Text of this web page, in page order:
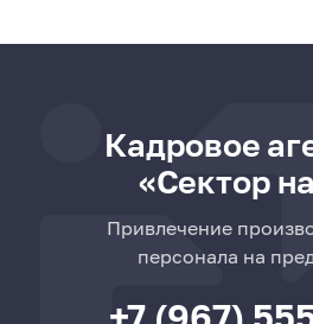
Привлечение
персонала на
Кадровое
«Сектор